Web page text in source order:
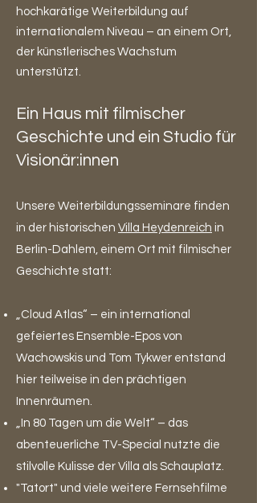
hochkarätige Weiterbildung auf
internationalem Niveau – an einem Ort,
der künstlerisches Wachstum
unterstützt.
Ein Haus mit filmischer
Geschichte und ein Studio für
Visionär:innen
Unsere Weiterbildungsseminare finden
in der historischen Villa Heydenreich in
Berlin-Dahlem, einem Ort mit filmischer
Geschichte statt:
„Cloud Atlas“ – ein international
gefeiertes Ensemble-Epos von
Wachowskis und Tom Tykwer entstand
hier teilweise in den prächtigen
Innenräumen.
„In 80 Tagen um die Welt“ – das
abenteuerliche TV-Special nutzte die
stilvolle Kulisse der Villa als Schauplatz.
"Tatort" und viele weitere Fernsehfilme